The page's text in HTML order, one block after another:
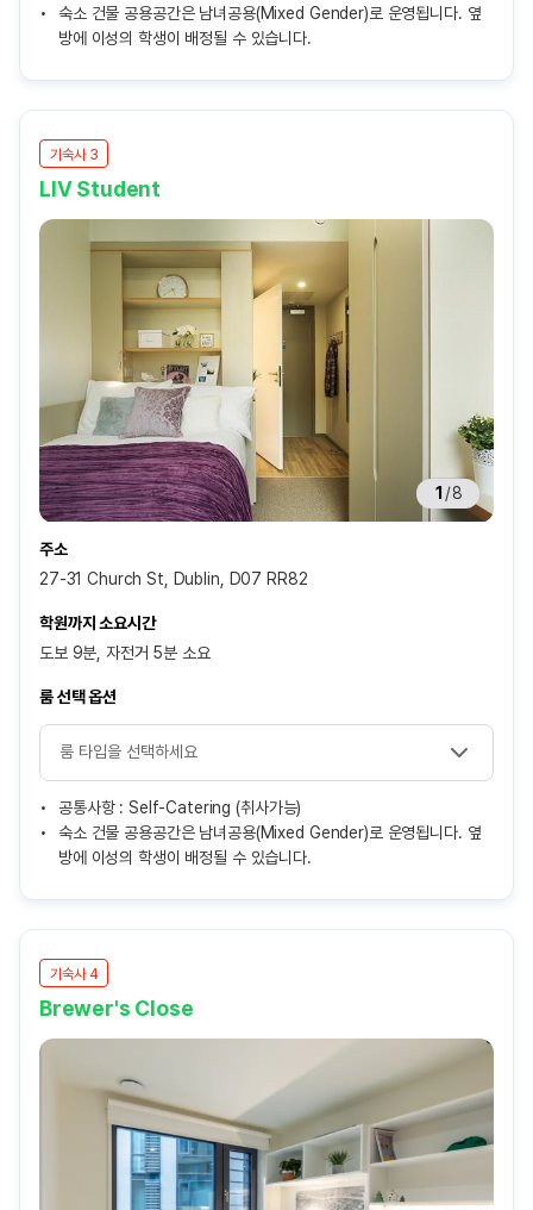
숙소 건물 공용공간은 남녀공용(Mixed Gender)로 운영됩니다. 옆
방에 이성의 학생이 배정될 수 있습니다.
기숙사 3
LIV Student
1 /8
주소
27-31 Church St, Dublin, D07 RR82
학원까지 소요시간
도보 9분, 자전거 5분 소요
룸 선택 옵션
공통사항 : Self-Catering (취사가능)
숙소 건물 공용공간은 남녀공용(Mixed Gender)로 운영됩니다. 옆
방에 이성의 학생이 배정될 수 있습니다.
기숙사 4
Brewer's Close